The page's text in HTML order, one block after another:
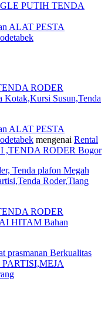
PUTIH TENDA
ALAT PESTA
RODER
Kotak,Kursi Susun,Tenda
ALAT PESTA
mengenai Rental
,TENDA RODER Bogor
Tenda plafon Megah
Roder,Tiang
RODER
HITAM Bahan
prasmanan Berkualitas